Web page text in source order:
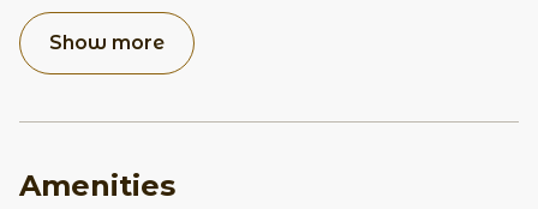
Show more
Amenities